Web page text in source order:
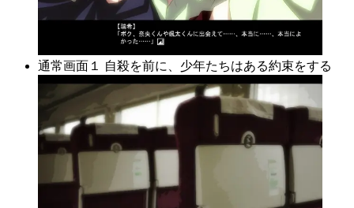
通常画面１ 自殺を前に、少年たちはある約束をする